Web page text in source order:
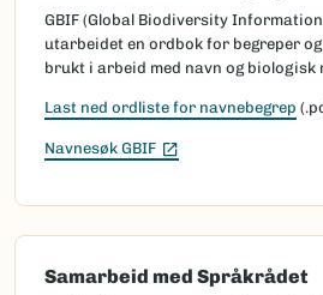
GBIF (Global Biodiversity
utarbeidet en ordbok for begreper
brukt i arbeid med navn og biologisk
Last ned ordliste for navnebegrep
Navnesøk GBIF (Ekstern lenke)
Samarbeid med Språkrådet